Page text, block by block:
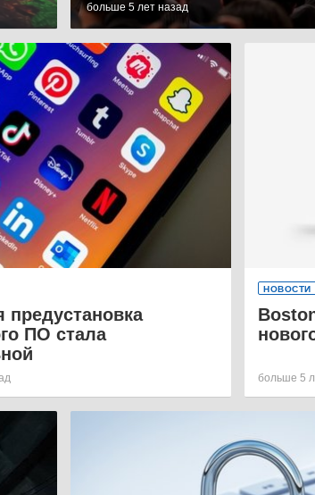
больше 5 лет назад
предустановка
ПО стала
НОВОСТИ
больше 5